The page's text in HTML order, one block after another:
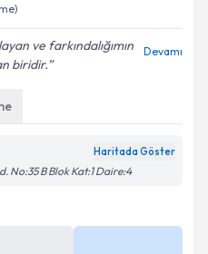
ve farkındalığımın
biridir.
Devamı
Haritada Göster
No:35 B Blok Kat:1 Daire:4